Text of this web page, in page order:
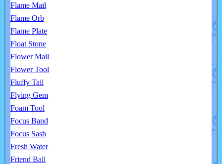
Flame Mail
Flame Orb
Flame Plate
Float Stone
Flower Mail
Flower Tool
Fluffy Tail
Flying Gem
Foam Tool
Focus Band
Focus Sash
Fresh Water
Friend Ball